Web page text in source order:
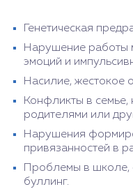
Генетическая
Нарушение работы
эмоций и
Насилие, жестокое
Конфликты в семье,
родителями или
Нарушения
привязанностей в
Проблемы в школе,
буллинг.